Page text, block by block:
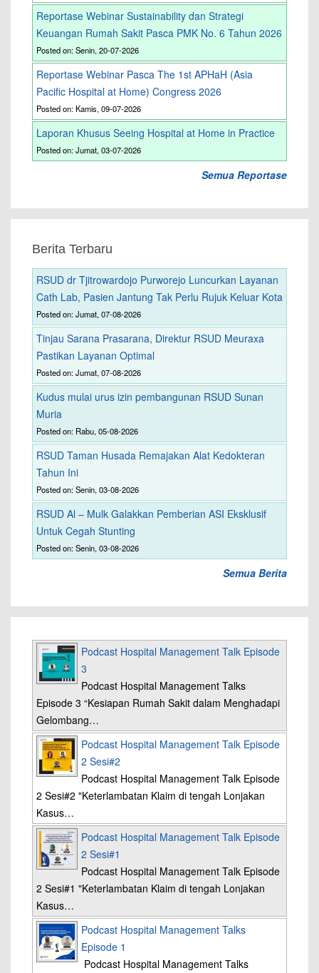
Reportase Webinar Sustainability dan Strategi
Keuangan Rumah Sakit Pasca PMK No. 6 Tahun 2026
Posted on: Senin, 20-07-2026
Reportase Webinar Pasca The 1st APHaH (Asia
Pacific Hospital at Home) Congress 2026
Posted on: Kamis, 09-07-2026
Laporan Khusus Seeing Hospital at Home in Practice
Posted on: Jumat, 03-07-2026
Semua Reportase
Berita Terbaru
RSUD dr Tjitrowardojo Purworejo Luncurkan Layanan
Cath Lab, Pasien Jantung Tak Perlu Rujuk Keluar Kota
Posted on: Jumat, 07-08-2026
Tinjau Sarana Prasarana, Direktur RSUD Meuraxa
Pastikan Layanan Optimal
Posted on: Jumat, 07-08-2026
Kudus mulai urus izin pembangunan RSUD Sunan
Muria
Posted on: Rabu, 05-08-2026
RSUD Taman Husada Remajakan Alat Kedokteran
Tahun Ini
Posted on: Senin, 03-08-2026
RSUD Al – Mulk Galakkan Pemberian ASI Eksklusif
Untuk Cegah Stunting
Posted on: Senin, 03-08-2026
Semua Berita
Podcast Hospital Management Talk Episode
3
Podcast Hospital Management Talks
Episode 3 “Kesiapan Rumah Sakit dalam Menghadapi
Gelombang…
Podcast Hospital Management Talk Episode
2 Sesi#2
Podcast Hospital Management Talk Episode
2 Sesi#2 "Keterlambatan Klaim di tengah Lonjakan
Kasus…
Podcast Hospital Management Talk Episode
2 Sesi#1
Podcast Hospital Management Talk Episode
2 Sesi#1 "Keterlambatan Klaim di tengah Lonjakan
Kasus…
Podcast Hospital Management Talks
Episode 1
Podcast Hospital Management Talks